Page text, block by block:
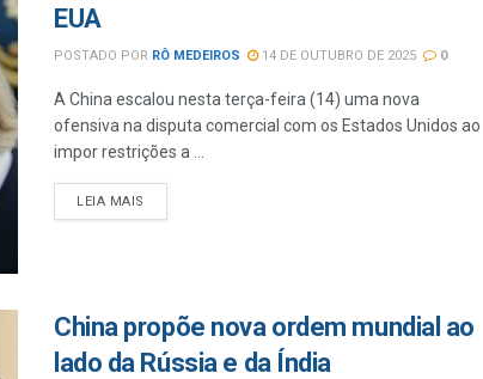
EUA
POSTADO POR RÔ MEDEIROS 14 DE OUTUBRO DE 2025 0
A China escalou nesta terça-feira (14) uma nova
ofensiva na disputa comercial com os Estados Unidos ao
impor restrições a ...
LEIA MAIS
China propõe nova ordem mundial ao
lado da Rússia e da Índia